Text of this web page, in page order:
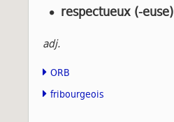
respectueux (-euse)
adj.
ORB
fribourgeois